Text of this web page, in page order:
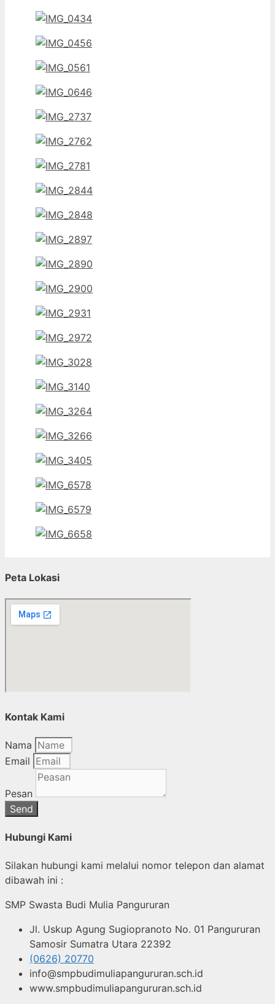
Peta Lokasi
Kontak Kami
Nama
Email
Pesan
Send
Hubungi Kami
Silakan hubungi kami melalui nomor telepon dan alamat
dibawah ini :
SMP Swasta Budi Mulia Pangururan
Jl. Uskup Agung Sugiopranoto No. 01 Pangururan
Samosir Sumatra Utara 22392
(0626) 20770
info@smpbudimuliapangururan.sch.id
www.smpbudimuliapangururan.sch.id